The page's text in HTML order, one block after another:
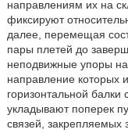
направлениям их на
фиксируют
далее, перемещая
пары плетей до
неподвижные упоры
направление
горизонтальной
укладывают поперек
связей,